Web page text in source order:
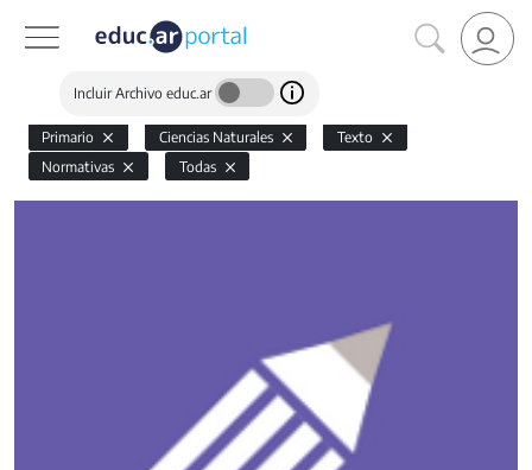
Incluir Archivo educ.ar
Primario Ciencias Naturales
Texto
Normativas
Todas